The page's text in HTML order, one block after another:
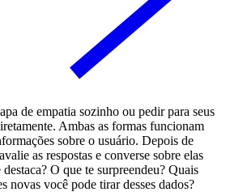
de empatia sozinho ou pedir para seus
Ambas as formas funcionam
sobre o usuário. Depois de
as respostas e converse sobre elas
O que te surpreendeu? Quais
novas você pode tirar desses dados?